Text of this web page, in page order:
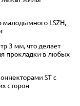
малодымного LSZH,
3 мм, что делает
прокладки в любых
ST с
сторон